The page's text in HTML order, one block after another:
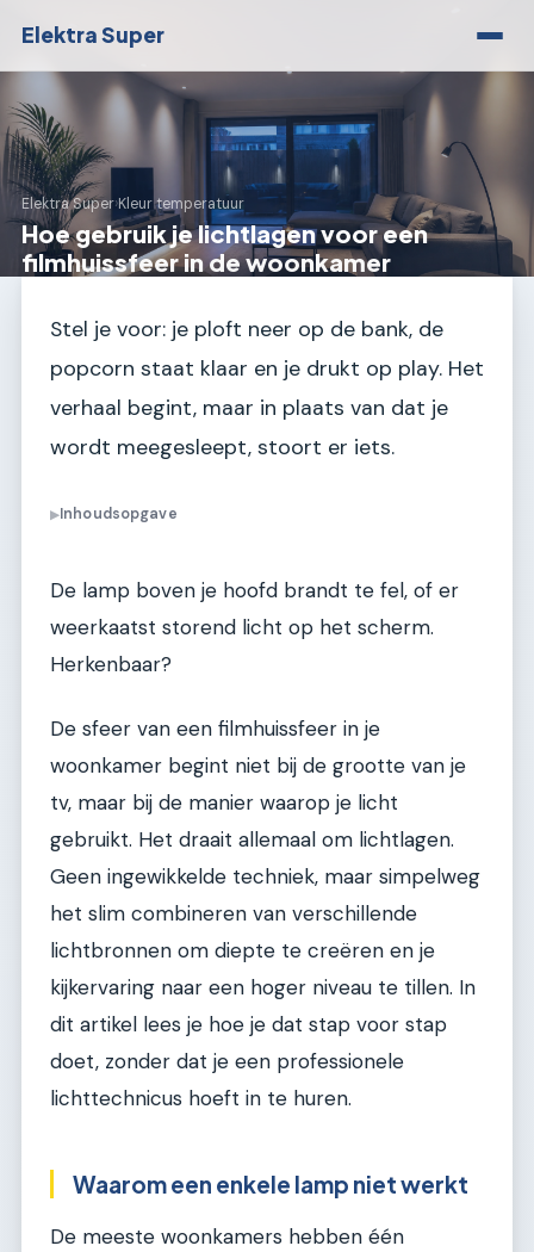
Elektra Super
Elektra Super›Kleur temperatuur
Hoe gebruik je lichtlagen voor een
filmhuissfeer in de woonkamer
Stel je voor: je ploft neer op de bank, de
popcorn staat klaar en je drukt op play. Het
verhaal begint, maar in plaats van dat je
wordt meegesleept, stoort er iets.
▶Inhoudsopgave
De lamp boven je hoofd brandt te fel, of er
weerkaatst storend licht op het scherm.
Herkenbaar?
De sfeer van een filmhuissfeer in je
woonkamer begint niet bij de grootte van je
tv, maar bij de manier waarop je licht
gebruikt. Het draait allemaal om lichtlagen.
Geen ingewikkelde techniek, maar simpelweg
het slim combineren van verschillende
lichtbronnen om diepte te creëren en je
kijkervaring naar een hoger niveau te tillen. In
dit artikel lees je hoe je dat stap voor stap
doet, zonder dat je een professionele
lichttechnicus hoeft in te huren.
Waarom een enkele lamp niet werkt
De meeste woonkamers hebben één